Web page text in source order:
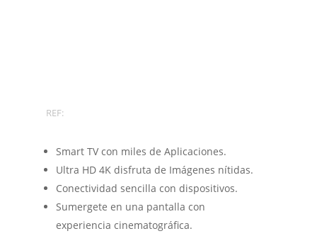
REF:
Smart TV con miles de Aplicaciones.
Ultra HD 4K disfruta de Imágenes nítidas.
Conectividad sencilla con dispositivos.
Sumergete en una pantalla con
experiencia cinematográfica.